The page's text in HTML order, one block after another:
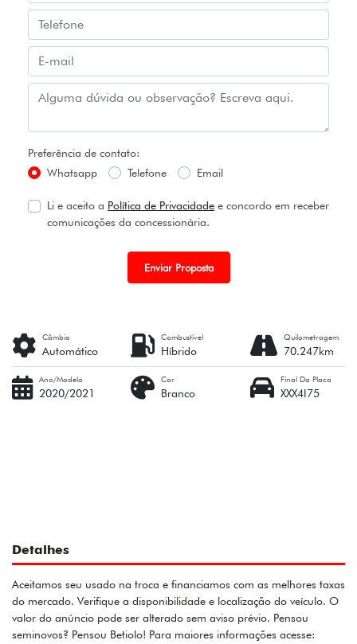
Preferência de contato:
Whatsapp
Telefone Email
Li e aceito a Política de Privacidade e concordo em receber
comunicações da concessionária.
Enviar Proposta
Câmbio
Automático
Combustível
Híbrido
Quilometragem
70.247km
Ano/Modelo
2020/2021
Cor
Branco
Final Da Placa
XXX4I75
Detalhes
Aceitamos seu usado na troca e financiamos com as melhores taxas
do mercado. Verifique a disponibilidade e localização do veículo. O
valor do anúncio pode ser alterado sem aviso prévio. Pensou
seminovos? Pensou Betiolo! Para maiores informações acesse: